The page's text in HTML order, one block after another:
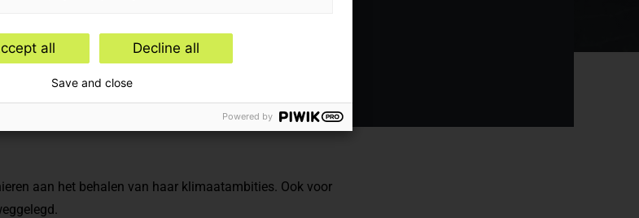
btw-advies, Nationaal btw-advies
aan het behalen van haar klimaatambities. Ook voor
all Decline all
Save and close
Powered by